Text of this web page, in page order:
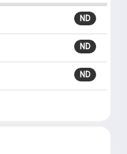
ND
ND
ND